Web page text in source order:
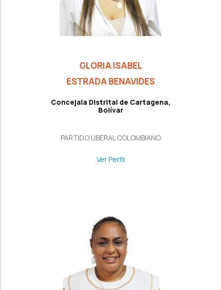
GLORIA ISABEL
ESTRADA BENAVIDES
Concejala Distrital de Cartagena,
Bolívar
PARTIDO LIBERAL COLOMBIANO
Ver Perfil